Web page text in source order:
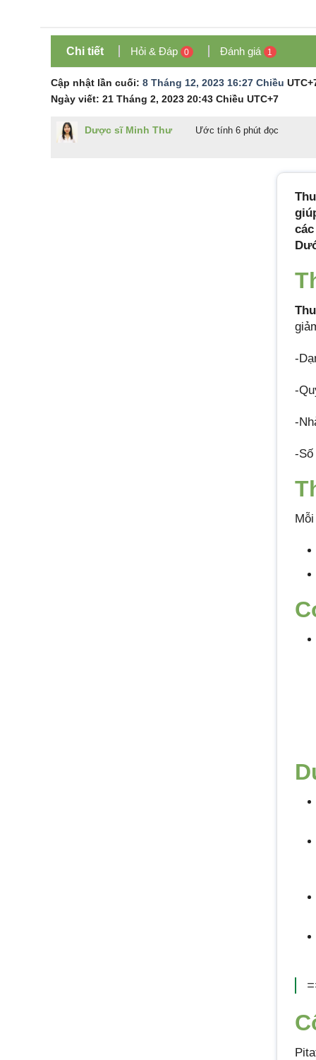
Chi tiết Hỏi & Đáp 0 Đánh giá 1
Cập nhật lần cuối: 8 Tháng 12, 2023 16:27 Chiều
Ngày viết: 21 Tháng 2, 2023 20:43 Chiều UTC+7
Dược sĩ Minh Thư Ước tính 6 phút đọc
-
-
-
-Số